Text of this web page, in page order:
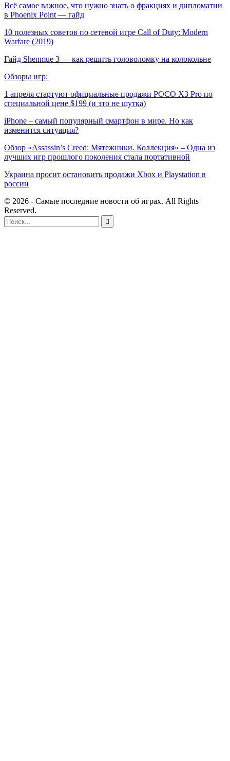
Всё самое важное, что нужно знать о фракциях и дипломатии
в Phoenix Point — гайд
10 полезных советов по сетевой игре Call of Duty: Modern
Warfare (2019)
Гайд Shenmue 3 — как решить головоломку на колокольне
Обзоры игр:
1 апреля стартуют официальные продажи POCO X3 Pro по
специальной цене $199 (и это не шутка)
iPhone – самый популярный смартфон в мире. Но как
изменится ситуация?
Обзор «Assassin’s Creed: Мятежники. Коллекция» – Одна из
лучших игр прошлого поколения стала портативной
Украина просит остановить продажи Xbox и Playstation в
россии
© 2026 - Самые последние новости об играх. All Rights
Reserved.